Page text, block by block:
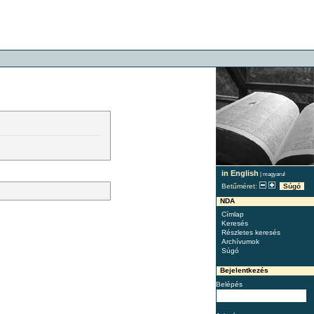
in English | magyarul
Betűméret:
Súgó
NDA
Címlap
Keresés
Részletes keresés
Archívumok
Súgó
Bejelentkezés
Belépés